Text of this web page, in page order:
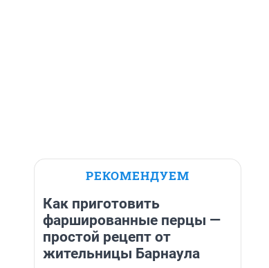
РЕКОМЕНДУЕМ
Как приготовить
фаршированные перцы —
простой рецепт от
жительницы Барнаула